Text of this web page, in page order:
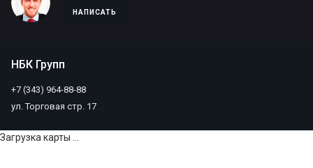
НАПИСАТЬ
НБК Групп
+7 (343) 964-88-88
ул. Торговая стр. 17
Загрузка карты ...